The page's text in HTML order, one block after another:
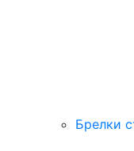
Брелки